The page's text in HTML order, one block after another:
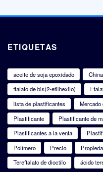
ETIQUETAS
aceite de soja epoxidado China
ftalato de bis(2-etilhexilo)
lista de plastificantes
Plastificante
Plastificante de
Plastificantes a la venta
Polímero
Precio
Tereftalato de dioctilo
ácido